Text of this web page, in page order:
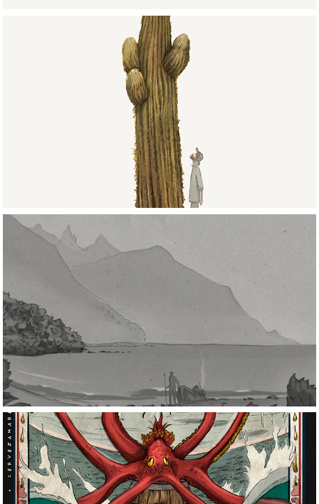
Animaciones/Animations